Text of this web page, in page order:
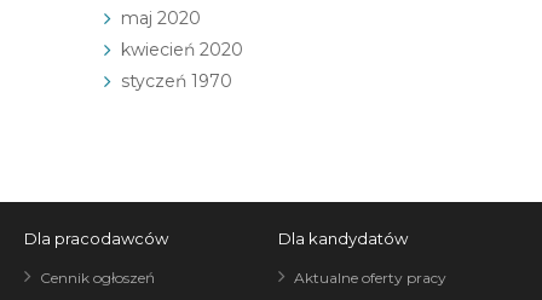
maj 2020
kwiecień 2020
styczeń 1970
Dla pracodawców
Cennik ogłoszeń
Dla kandydatów
Aktualne oferty pracy